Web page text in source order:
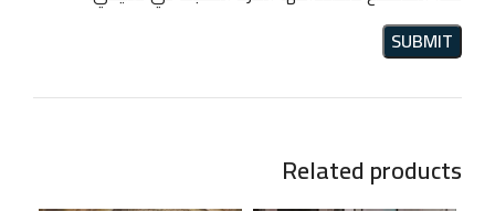
Related products